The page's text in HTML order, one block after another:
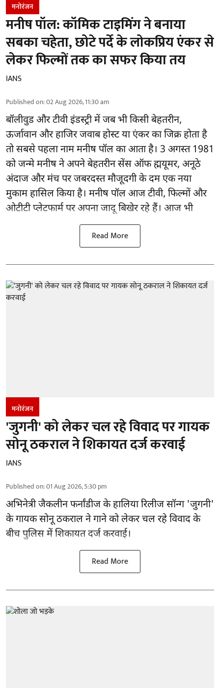
मनोरंजन
मनीष पॉल: कॉमिक टाइमिंग ने बनाया
सबका चहेता, छोटे पर्दे के लोकप्रिय एंकर से
लेकर फिल्मों तक का सफर किया तय
IANS
Published on:02 Aug 2026, 11:30 am
बॉलीवुड और टीवी इंडस्ट्री में जब भी किसी बेहतरीन,
ऊर्जावान और हाजिर जवाब होस्ट या एंकर का जिक्र होता है
तो सबसे पहला नाम मनीष पॉल का आता है। 3 अगस्त 1981
को जन्मे मनीष ने अपने बेहतरीन सेंस ऑफ ह्मयूमर, अनूठे
अंदाज और मंच पर जबरदस्त मौजूदगी के दम एक नया
मुकाम हासिल किया है। मनीष पॉल आज टीवी, फिल्मों और
ओटीटी प्लेटफार्म पर अपना जादू बिखेर रहे हैं। आज भी
Read More
मनोरंजन
'जुगनी' को लेकर चल रहे विवाद पर गायक
सोनू ठकराल ने शिकायत दर्ज करवाई
IANS
Published on:01 Aug 2026, 5:30 pm
अभिनेत्री जैकलीन फर्नांडीज के हालिया रिलीज सॉन्ग 'जुगनी'
के गायक सोनू ठकराल ने गाने को लेकर चल रहे विवाद के
बीच पुलिस में शिकायत दर्ज करवाई।
Read More